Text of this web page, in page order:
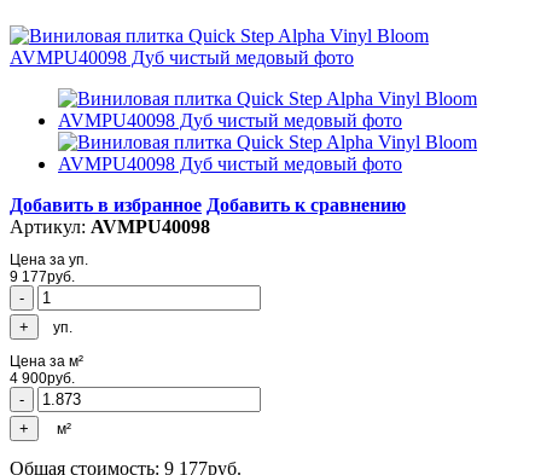
Добавить в избранное Добавить к сравнению
Артикул: AVMPU40098
Цена за уп.
9 177руб.
уп.
Цена за м²
4 900руб.
м²
Общая стоимость: 9 177руб.